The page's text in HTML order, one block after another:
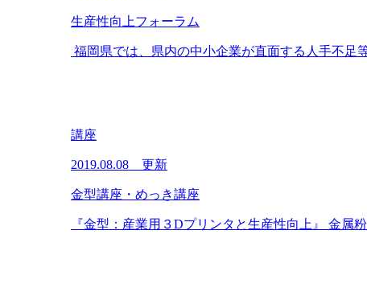
生産性向上フォーラム
福岡県では、県内の中小企業が直面する人手不足
講座
2019.08.08 更新
金型講座・めっき講座
『金型：産業用３Dプリンタと生産性向上』 金属